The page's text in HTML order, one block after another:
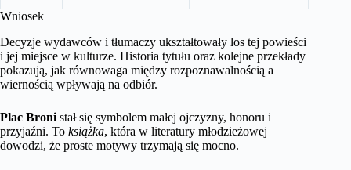
Wniosek
Decyzje wydawców i tłumaczy ukształtowały los tej powieści
i jej miejsce w kulturze. Historia tytułu oraz kolejne przekłady
pokazują, jak równowaga między rozpoznawalnością a
wiernością wpływają na odbiór.
Plac Broni stał się symbolem małej ojczyzny, honoru i
przyjaźni. To książka, która w literatury młodzieżowej
dowodzi, że proste motywy trzymają się mocno.